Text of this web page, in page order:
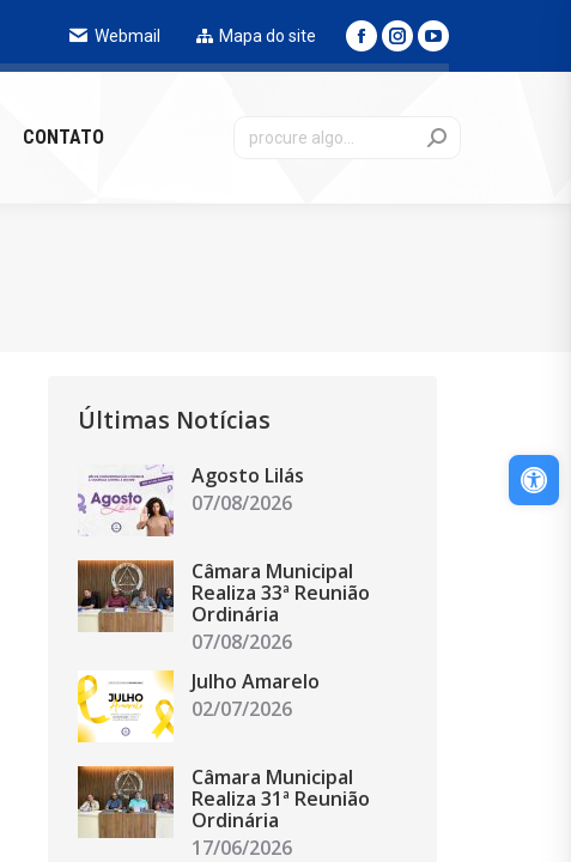
Webmail Mapa do site
CONTATO
Últimas Notícias
Agosto Lilás
07/08/2026
Câmara Municipal
Realiza 33ª Reunião
Ordinária
07/08/2026
Julho Amarelo
02/07/2026
Câmara Municipal
Realiza 31ª Reunião
Ordinária
17/06/2026
CONTATO